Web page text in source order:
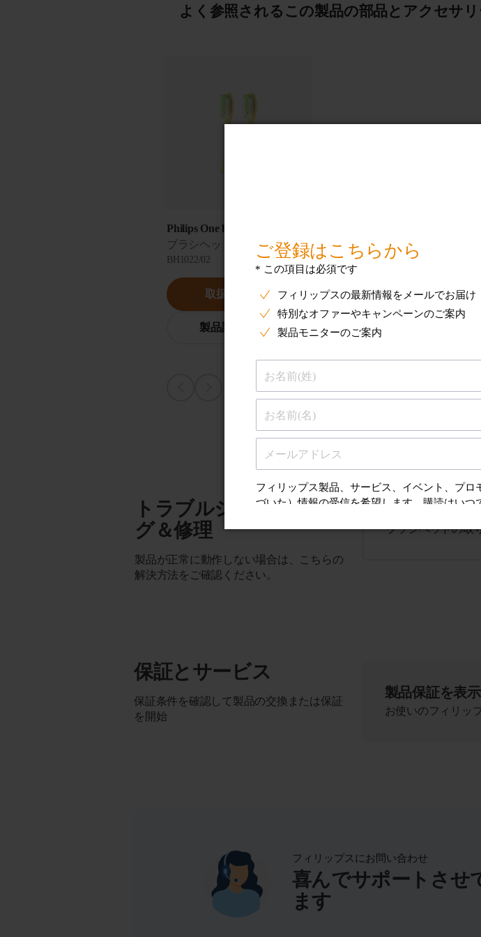
よく参照されるこの製品の部品とアクセサ
Philips One by Sonicare
ブラシヘッド 2 本組
BH1022/02
取扱い販売店
製品詳細を表示
トラブルシューティン
グ＆修理
製品が正常に動作しない場合は、こちらの
解決方法をご確認ください。
ブラシヘッドの取
保証とサービス
保証条件を確認して製品の交換または保証
を開始
製品保証を表示
お使いのフィリッ
フィリップスにお問い合わせ
喜んでサポートさせ
ます